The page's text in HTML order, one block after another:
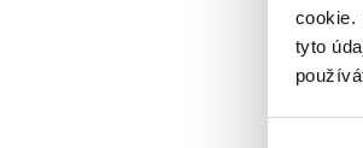
cookie.
tyto